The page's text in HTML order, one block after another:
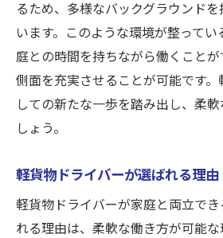
るため、多様なバックグラウンド
います。このような環境が整って
庭との時間を持ちながら働くこと
側面を充実させることが可能です
しての新たな一歩を踏み出し、柔
しょう。
軽貨物ドライバーが選ばれる理
軽貨物ドライバーが家庭と両立で
れる理由は、柔軟な働き方が可能